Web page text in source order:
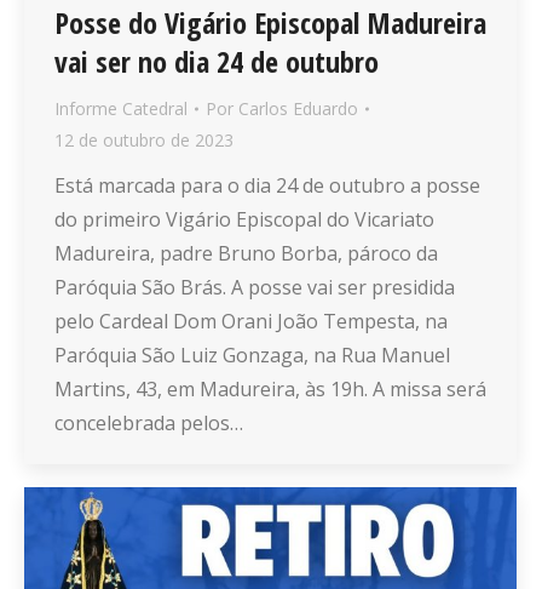
Posse do Vigário Episcopal Madureira
vai ser no dia 24 de outubro
Informe Catedral Por Carlos Eduardo
12 de outubro de 2023
Está marcada para o dia 24 de outubro a posse
do primeiro Vigário Episcopal do Vicariato
Madureira, padre Bruno Borba, pároco da
Paróquia São Brás. A posse vai ser presidida
pelo Cardeal Dom Orani João Tempesta, na
Paróquia São Luiz Gonzaga, na Rua Manuel
Martins, 43, em Madureira, às 19h. A missa será
concelebrada pelos…